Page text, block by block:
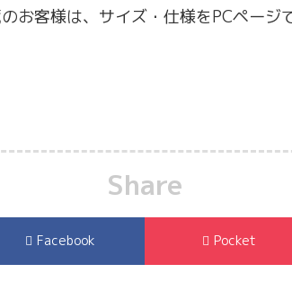
お客様は、サイズ・仕様をPCページ
Share
Facebook Pocket